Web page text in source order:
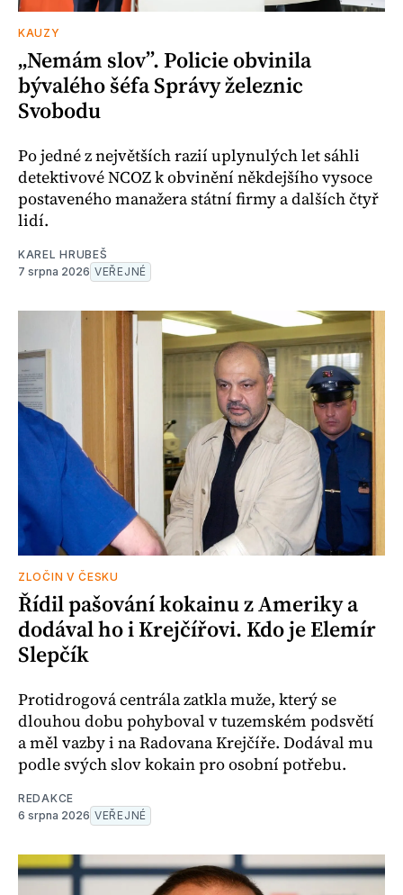
KAUZY
„Nemám slov”. Policie obvinila
bývalého šéfa Správy železnic
Svobodu
Po jedné z největších razií uplynulých let sáhli
detektivové NCOZ k obvinění někdejšího vysoce
postaveného manažera státní firmy a dalších čtyř
lidí.
KAREL HRUBEŠ
7 srpna 2026 VEŘEJNÉ
ZLOČIN V ČESKU
Řídil pašování kokainu z Ameriky a
dodával ho i Krejčířovi. Kdo je Elemír
Slepčík
Protidrogová centrála zatkla muže, který se
dlouhou dobu pohyboval v tuzemském podsvětí
a měl vazby i na Radovana Krejčíře. Dodával mu
podle svých slov kokain pro osobní potřebu.
REDAKCE
6 srpna 2026 VEŘEJNÉ